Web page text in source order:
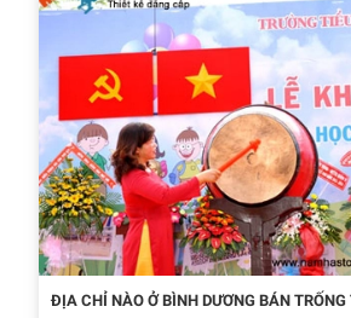
ĐỊA CHỈ NÀO Ở BÌNH DƯƠNG BÁN